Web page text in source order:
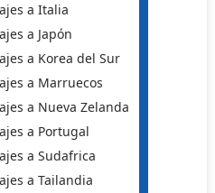
a Italia
a Japón
a Korea del Sur
a Marruecos
a Nueva Zelanda
a Portugal
a Sudafrica
a Tailandia